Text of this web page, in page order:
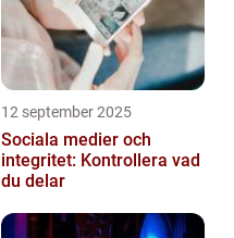
12 september 2025
Sociala medier och
integritet: Kontrollera vad
du delar